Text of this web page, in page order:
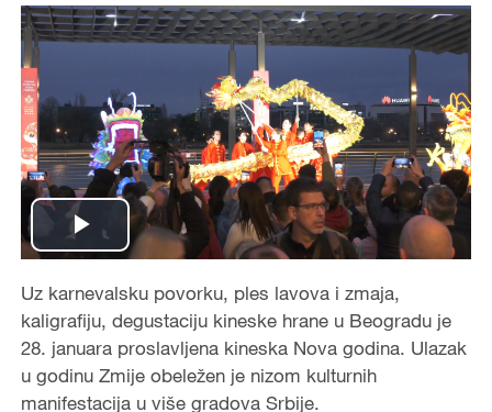
Play
Video
Uz karnevalsku povorku, ples lavova i zmaja,
kaligrafiju, degustaciju kineske hrane u Beogradu je
28. januara proslavljena kineska Nova godina. Ulazak
u godinu Zmije obeležen je nizom kulturnih
manifestacija u više gradova Srbije.